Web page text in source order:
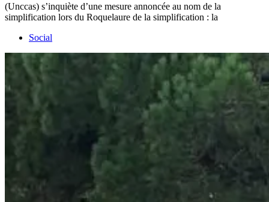
(Unccas) s’inquiète d’une mesure annoncée au nom de la
simplification lors du Roquelaure de la simplification : la
Social